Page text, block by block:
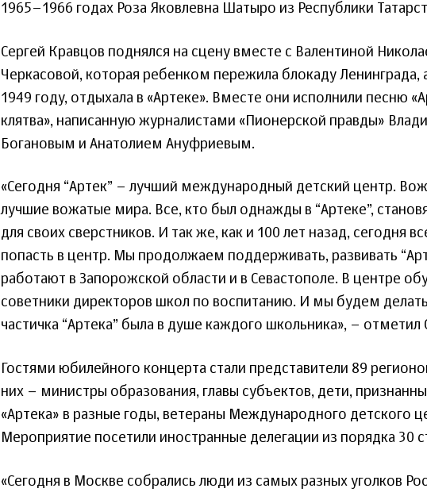
1965–1966 годах Роза Яковлевна Шатыро из Республики
Сергей Кравцов поднялся на сцену вместе с Валентиной
Черкасовой, которая ребенком пережила блокаду Ленинграда,
1949 году, отдыхала в «Артеке». Вместе они исполнили песню
клятва», написанную журналистами «Пионерской правды»
Богановым и Анатолием Ануфриевым.
«Сегодня “Артек” – лучший международный детский центр.
лучшие вожатые мира. Все, кто был однажды в “Артеке”,
для своих сверстников. И так же, как и 100 лет назад, сегодня
попасть в центр. Мы продолжаем поддерживать, развивать
работают в Запорожской области и в Севастополе. В центре
советники директоров школ по воспитанию. И мы будем
частичка “Артека” была в душе каждого школьника», – отметил
Гостями юбилейного концерта стали представители 89
них – министры образования, главы субъектов, дети,
«Артека» в разные годы, ветераны Международного детского
Мероприятие посетили иностранные делегации из порядка 30
«Сегодня в Москве собрались люди из самых разных уголков